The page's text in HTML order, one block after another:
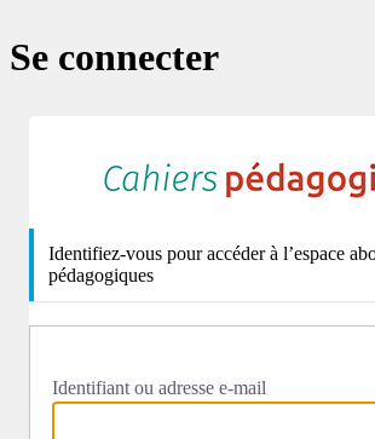
Se connecter
Identifiez-vous pour accéder à l’espace
pédagogiques
Identifiant ou adresse e-mail